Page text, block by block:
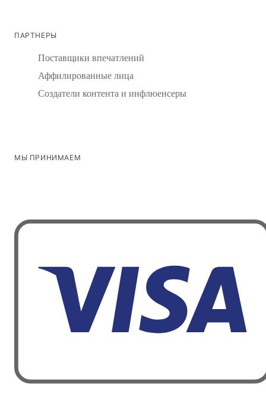
ПАРТНЕРЫ
Поставщики впечатлений
Аффилированные лица
Создатели контента и инфлюенсеры
МЫ ПРИНИМАЕМ